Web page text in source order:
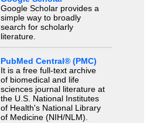
Google Scholar provides a
simple way to broadly
search for scholarly
literature.
PubMed Central® (PMC)
It is a free full-text archive
of biomedical and life
sciences journal literature at
the U.S. National Institutes
of Health's National Library
of Medicine (NIH/NLM).